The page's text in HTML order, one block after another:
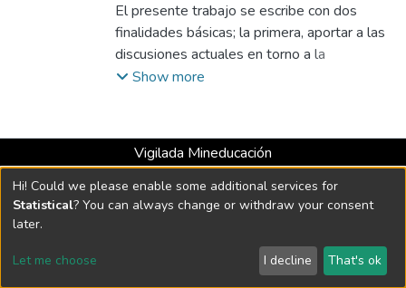
CIENCIAS POLITICAS ,2012-12-01)
Nieto, Norma Cecilia;N. NIETO
El presente trabajo se escribe con dos
finalidades básicas; la primera, aportar a las
discusiones actuales en torno a la
conmemoración de los 40 años del Código
propias del estatus..
Show more
Vigilada Mineducación
Universidad con Acreditación Institucional hasta 2026 -
Resolución MEN 2158 de 2018
DSpace software copyright © 2002-2026 LYRASIS
Send Feedback
Hi! Could we please enable some additional services for
Statistical? You can always change or withdraw your consent
later.
Let me choose I decline That's ok